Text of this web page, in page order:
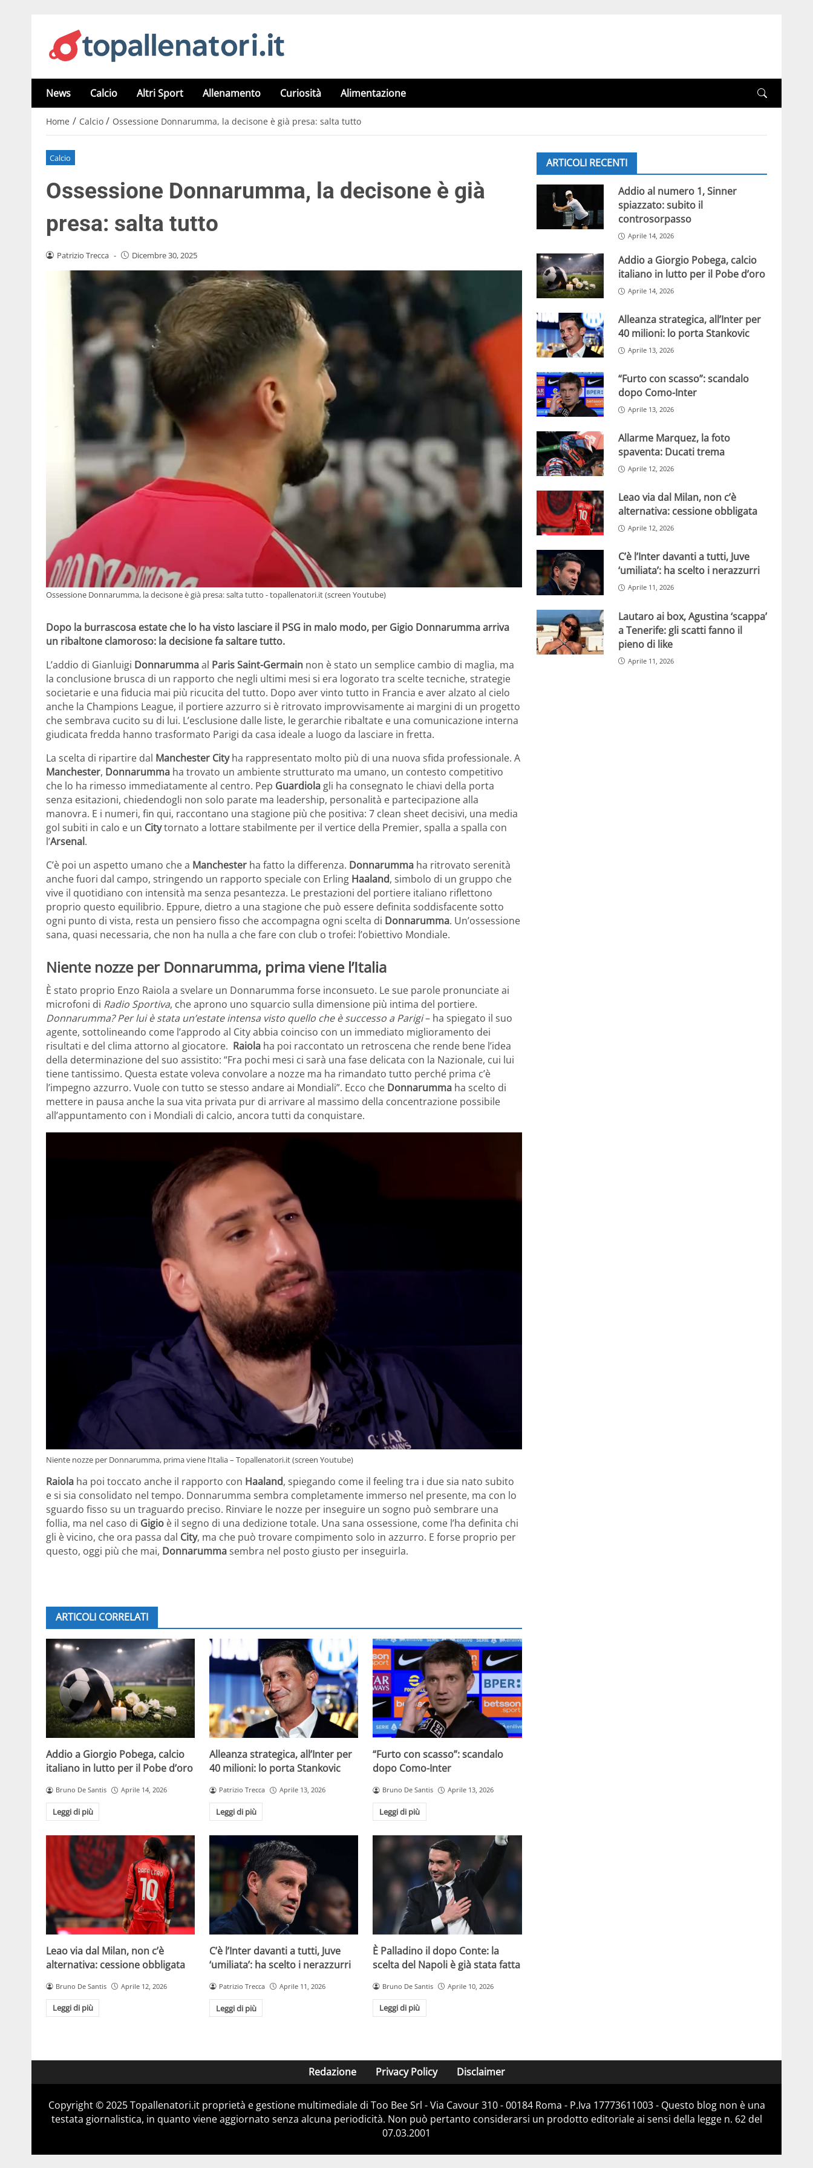
News Calcio Altri Sport Allenamento Curiosità Alimentazione
Home / Calcio / Ossessione Donnarumma, la decisone è già presa: salta tutto
Calcio
Ossessione Donnarumma, la decisone è già
presa: salta tutto
Patrizio Trecca - Dicembre 30, 2025
Ossessione Donnarumma, la decisone è già presa: salta tutto - topallenatori.it (screen Youtube)
Dopo la burrascosa estate che lo ha visto lasciare il PSG in malo modo, per Gigio Donnarumma arriva
un ribaltone clamoroso: la decisione fa saltare tutto.
L’addio di Gianluigi Donnarummaal Paris Saint-Germain non è stato un semplice cambio di maglia, ma
la conclusione brusca di un rapporto che negli ultimi mesi si era logorato tra scelte tecniche, strategie
societarie e una fiducia mai più ricucita del tutto. Dopo aver vinto tutto in Francia e aver alzato al cielo
anche la Champions League, il portiere azzurro si è ritrovato improvvisamente ai margini di un progetto
che sembrava cucito su di lui. L’esclusione dalle liste, le gerarchie ribaltate e una comunicazione interna
giudicata fredda hanno trasformato Parigi da casa ideale a luogo da lasciare in fretta.
La scelta di ripartire dal Manchester Cityha rappresentato molto più di una nuova sfida professionale. A
Manchester, Donnarumma ha trovato un ambiente strutturato ma umano, un contesto competitivo
che lo ha rimesso immediatamente al centro. Pep Guardiola gli ha consegnato le chiavi della porta
senza esitazioni, chiedendogli non solo parate ma leadership, personalità e partecipazione alla
manovra. E i numeri, fin qui, raccontano una stagione più che positiva: 7 clean sheet decisivi, una media
gol subiti in calo e un Citytornato a lottare stabilmente per il vertice della Premier, spalla a spalla con
l’Arsenal.
C’è poi un aspetto umano che a Manchester ha fatto la differenza. Donnarumma ha ritrovato serenità
anche fuori dal campo, stringendo un rapporto speciale con Erling Haaland, simbolo di un gruppo che
vive il quotidiano con intensità ma senza pesantezza. Le prestazioni del portiere italiano riflettono
proprio questo equilibrio. Eppure, dietro a una stagione che può essere definita soddisfacente sotto
ogni punto di vista, resta un pensiero fisso che accompagna ogni scelta di Donnarumma. Un’ossessione
sana, quasi necessaria, che non ha nulla a che fare con club o trofei: l’obiettivo Mondiale.
Niente nozze per Donnarumma, prima viene l’Italia
È stato proprio Enzo Raiola a svelare un Donnarumma forse inconsueto. Le sue parole pronunciate ai
microfoni di Radio Sportiva, che aprono uno squarcio sulla dimensione più intima del portiere.
Donnarumma? Per lui è stata un’estate intensa visto quello che è successo a Parigi– ha spiegato il suo
agente, sottolineando come l’approdo al City abbia coinciso con un immediato miglioramento dei
risultati e del clima attorno al giocatore. Raiola ha poi raccontato un retroscena che rende bene l’idea
della determinazione del suo assistito: “Fra pochi mesi ci sarà una fase delicata con la Nazionale, cui lui
tiene tantissimo. Questa estate voleva convolare a nozze ma ha rimandato tutto perché prima c’è
l’impegno azzurro. Vuole con tutto se stesso andare ai Mondiali”. Ecco che Donnarumma ha scelto di
mettere in pausa anche la sua vita privata pur di arrivare al massimo della concentrazione possibile
all’appuntamento con i Mondiali di calcio, ancora tutti da conquistare.
Niente nozze per Donnarumma, prima viene l’Italia – Topallenatori.it (screen Youtube)
Raiola ha poi toccato anche il rapporto con Haaland, spiegando come il feeling tra i due sia nato subito
e si sia consolidato nel tempo. Donnarumma sembra completamente immerso nel presente, ma con lo
sguardo fisso su un traguardo preciso. Rinviare le nozze per inseguire un sogno può sembrare una
follia, ma nel caso di Gigio è il segno di una dedizione totale. Una sana ossessione, come l’ha definita chi
gli è vicino, che ora passa dal City, ma che può trovare compimento solo in azzurro. E forse proprio per
questo, oggi più che mai, Donnarummasembra nel posto giusto per inseguirla.
ARTICOLI CORRELATI
Addio a Giorgio Pobega, calcio
italiano in lutto per il Pobe d’oro
Bruno De Santis Aprile 14, 2026
Leggi di più
Alleanza strategica, all’Inter per
40 milioni: lo porta Stankovic
Patrizio Trecca Aprile 13, 2026
Leggi di più
“Furto con scasso”: scandalo
dopo Como-Inter
Bruno De Santis Aprile 13, 2026
Leggi di più
Leao via dal Milan, non c’è
alternativa: cessione obbligata
Bruno De Santis Aprile 12, 2026
Leggi di più
C’è l’Inter davanti a tutti, Juve
‘umiliata’: ha scelto i nerazzurri
Patrizio Trecca Aprile 11, 2026
Leggi di più
È Palladino il dopo Conte: la
scelta del Napoli è già stata fatta
Bruno De Santis Aprile 10, 2026
Leggi di più
ARTICOLI RECENTI
Addio al numero 1, Sinner
spiazzato: subito il
controsorpasso
Aprile 14, 2026
Addio a Giorgio Pobega, calcio
italiano in lutto per il Pobe d’oro
Aprile 14, 2026
Alleanza strategica, all’Inter per
40 milioni: lo porta Stankovic
Aprile 13, 2026
“Furto con scasso”: scandalo
dopo Como-Inter
Aprile 13, 2026
Allarme Marquez, la foto
spaventa: Ducati trema
Aprile 12, 2026
Leao via dal Milan, non c’è
alternativa: cessione obbligata
Aprile 12, 2026
C’è l’Inter davanti a tutti, Juve
‘umiliata’: ha scelto i nerazzurri
Aprile 11, 2026
Lautaro ai box, Agustina ‘scappa’
a Tenerife: gli scatti fanno il
pieno di like
Aprile 11, 2026
Redazione Privacy Policy Disclaimer
Copyright © 2025 Topallenatori.it proprietà e gestione multimediale di Too Bee Srl - Via Cavour 310 - 00184 Roma - P.Iva 17773611003 - Questo blog non è una
testata giornalistica, in quanto viene aggiornato senza alcuna periodicità. Non può pertanto considerarsi un prodotto editoriale ai sensi della legge n. 62 del
07.03.2001